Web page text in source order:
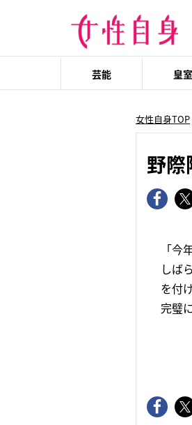
芸能 皇室
女性自身TOP
野
「
しば
を付
完璧